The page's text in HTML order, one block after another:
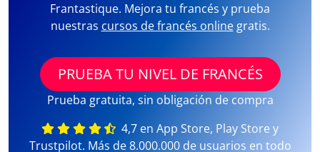
Frantastique. Mejora tu francés y prueba
nuestras cursos de francés onlinegratis.
PRUEBA TU NIVEL DE FRANCÉS
Prueba gratuita, sin obligación de compra
4,7 en App Store, Play Store y
Trustpilot. Más de 8.000.000 de usuarios en todo